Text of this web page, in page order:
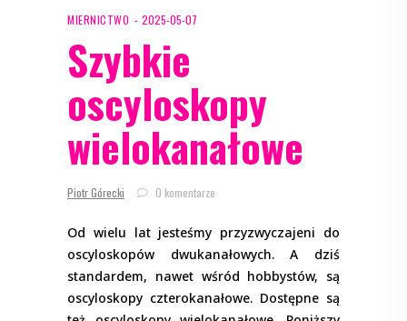
MIERNICTWO 2025-05-07
Szybkie
oscyloskopy
wielokanałowe
Piotr Górecki 0 komentarze
Od wielu lat jesteśmy przyzwyczajeni do
oscyloskopów dwukanałowych. A dziś
standardem, nawet wśród hobbystów, są
oscyloskopy czterokanałowe. Dostępne są